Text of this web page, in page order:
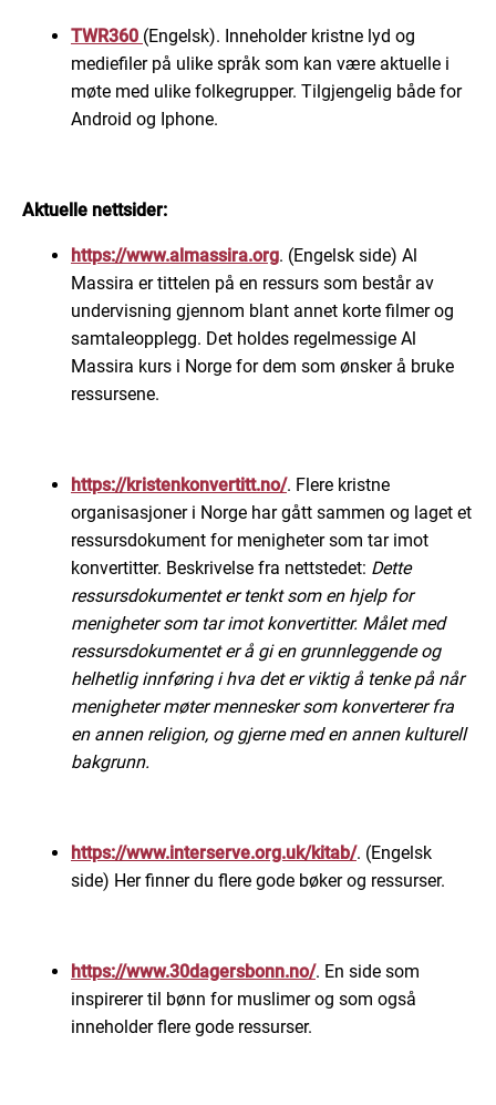
TWR360 (Engelsk). Inneholder kristne lyd og
mediefiler på ulike språk som kan være aktuelle i
møte med ulike folkegrupper. Tilgjengelig både for
Android og Iphone.
Aktuelle nettsider:
https://www.almassira.org. (Engelsk side) Al
Massira er tittelen på en ressurs som består av
undervisning gjennom blant annet korte filmer og
samtaleopplegg. Det holdes regelmessige Al
Massira kurs i Norge for dem som ønsker å bruke
ressursene.
https://kristenkonvertitt.no/. Flere kristne
organisasjoner i Norge har gått sammen og laget et
ressursdokument for menigheter som tar imot
konvertitter. Beskrivelse fra nettstedet: Dette
ressursdokumentet er tenkt som en hjelp for
menigheter som tar imot konvertitter. Målet med
ressursdokumentet er å gi en grunnleggende og
helhetlig innføring i hva det er viktig å tenke på når
menigheter møter mennesker som konverterer fra
en annen religion, og gjerne med en annen kulturell
bakgrunn.
https://www.interserve.org.uk/kitab/. (Engelsk
side) Her finner du flere gode bøker og ressurser.
https://www.30dagersbonn.no/. En side som
inspirerer til bønn for muslimer og som også
inneholder flere gode ressurser.